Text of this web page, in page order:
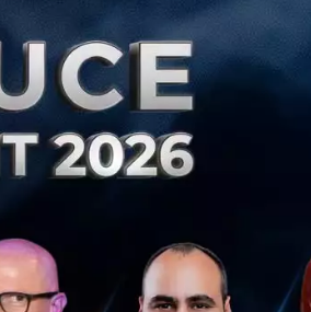
Workshop
Meet the VCs Business Matching NFT Treasure Hunt
The Race to The Next Pickleball Networking